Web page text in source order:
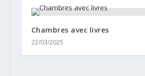
Chambres avec livres
22/03/2025